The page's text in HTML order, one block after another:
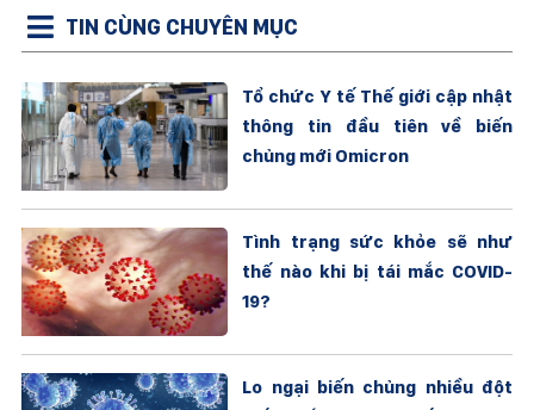
TIN CÙNG CHUYÊN MỤC
Tổ chức Y tế Thế giới cập nhật
thông tin đầu tiên về biến
chủng mới Omicron
Tình trạng sức khỏe sẽ như
thế nào khi bị tái mắc COVID-
19?
Lo ngại biến chủng nhiều đột